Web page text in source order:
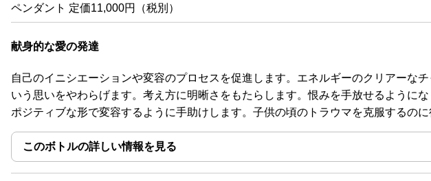
ペンダント 定価11,000円（税別）
献身的な愛の発達
自己のイニシエーションや変容のプロセスを促進します。エネルギーのクリアーな
いう思いをやわらげます。考え方に明晰さをもたらします。恨みを手放せるように
ポジティブな形で変容するように手助けします。子供の頃のトラウマを克服するのに
このボトルの詳しい情報を見る